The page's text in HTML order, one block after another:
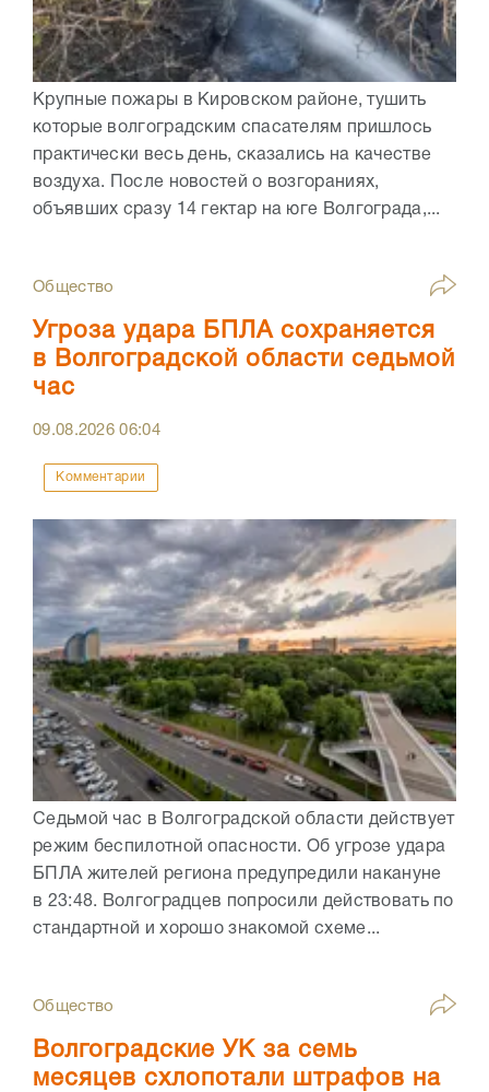
Крупные пожары в Кировском районе, тушить
которые волгоградским спасателям пришлось
практически весь день, сказались на качестве
воздуха. После новостей о возгораниях,
объявших сразу 14 гектар на юге Волгограда,...
Общество
Угроза удара БПЛА сохраняется
в Волгоградской области седьмой
час
09.08.202606:04
Комментарии
Седьмой час в Волгоградской области действует
режим беспилотной опасности. Об угрозе удара
БПЛА жителей региона предупредили накануне
в 23:48. Волгоградцев попросили действовать по
стандартной и хорошо знакомой схеме...
Общество
Волгоградские УК за семь
месяцев схлопотали штрафов на